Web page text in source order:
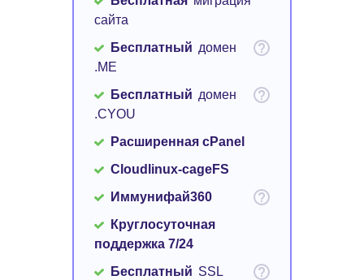
сайта
Бесплатный домен
.ME
Бесплатный домен
.CYOU
Расширенная cPanel
Cloudlinux-cageFS
Иммунифай360
Круглосуточная
поддержка 7/24
Бесплатный SSL